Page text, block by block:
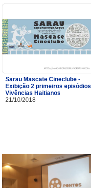
Sarau Mascate Cineclube -
Exibição 2 primeiros episódios
Vivências Haitianos
21/10/2018